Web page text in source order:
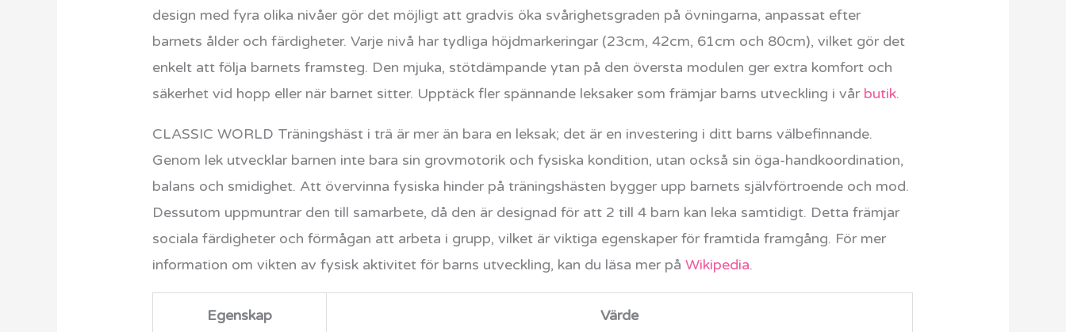
design med fyra olika nivåer gör det möjligt att gradvis öka svårighetsgraden på övningarna, anpassat efter
barnets ålder och färdigheter. Varje nivå har tydliga höjdmarkeringar (23cm, 42cm, 61cm och 80cm), vilket gör det
enkelt att följa barnets framsteg. Den mjuka, stötdämpande ytan på den översta modulen ger extra komfort och
säkerhet vid hopp eller när barnet sitter. Upptäck fler spännande leksaker som främjar barns utveckling i vår butik.
CLASSIC WORLD Träningshäst i trä är mer än bara en leksak; det är en investering i ditt barns välbefinnande.
Genom lek utvecklar barnen inte bara sin grovmotorik och fysiska kondition, utan också sin öga-handkoordination,
balans och smidighet. Att övervinna fysiska hinder på träningshästen bygger upp barnets självförtroende och mod.
Dessutom uppmuntrar den till samarbete, då den är designad för att 2 till 4 barn kan leka samtidigt. Detta främjar
sociala färdigheter och förmågan att arbeta i grupp, vilket är viktiga egenskaper för framtida framgång. För mer
information om vikten av fysisk aktivitet för barns utveckling, kan du läsa mer påWikipedia.
Egenskap Värde